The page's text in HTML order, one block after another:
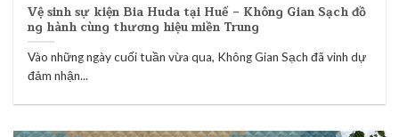
Vệ sinh sự kiện Bia Huda tại Huế – Không Gian Sạch đồ
ng hành cùng thương hiệu miền Trung
Vào những ngày cuối tuần vừa qua, Không Gian Sạch đã vinh dự
đảm nhận...